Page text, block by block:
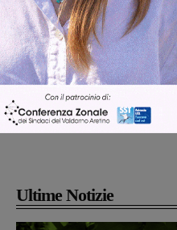
Articolo precedente
Anche il mister del Pestello Claudio
Neri fra i premiati dell’Aiac di Arezzo
Ultime Notizie